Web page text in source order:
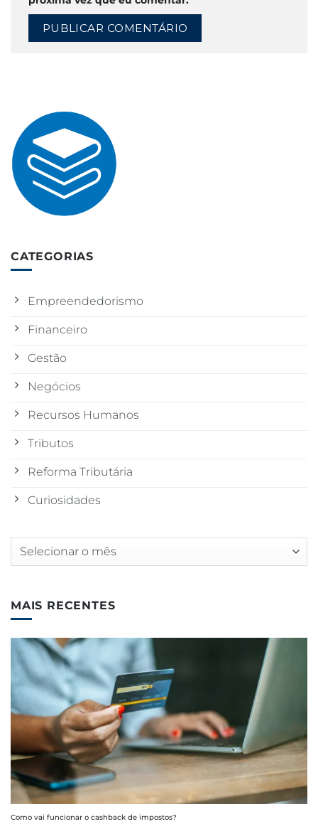
CATEGORIAS
Empreendedorismo
Financeiro
Gestão
Negócios
Recursos Humanos
Tributos
Reforma Tributária
Curiosidades
Arquivos
MAIS RECENTES
Como vai funcionar o cashback de impostos?